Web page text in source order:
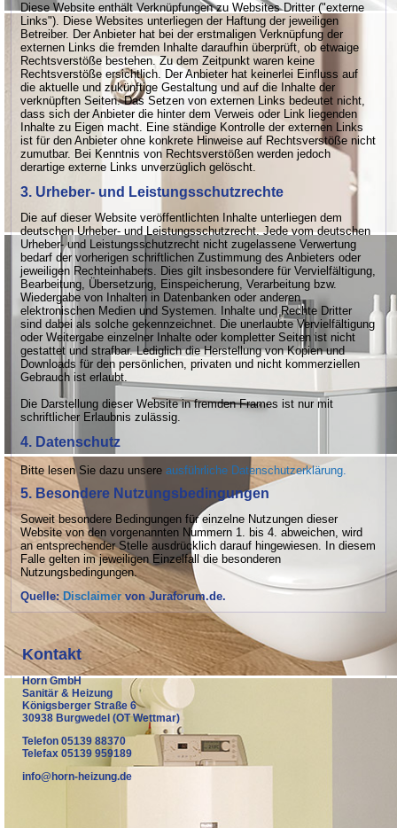
Diese Website enthält Verknüpfungen zu Websites Dritter ("externe
Links"). Diese Websites unterliegen der Haftung der jeweiligen
Betreiber. Der Anbieter hat bei der erstmaligen Verknüpfung der
externen Links die fremden Inhalte daraufhin überprüft, ob etwaige
Rechtsverstöße bestehen. Zu dem Zeitpunkt waren keine
Rechtsverstöße ersichtlich. Der Anbieter hat keinerlei Einfluss auf
die aktuelle und zukünftige Gestaltung und auf die Inhalte der
verknüpften Seiten. Das Setzen von externen Links bedeutet nicht,
dass sich der Anbieter die hinter dem Verweis oder Link liegenden
Inhalte zu Eigen macht. Eine ständige Kontrolle der externen Links
ist für den Anbieter ohne konkrete Hinweise auf Rechtsverstöße nicht
zumutbar. Bei Kenntnis von Rechtsverstößen werden jedoch
derartige externe Links unverzüglich gelöscht.
3. Urheber- und Leistungsschutzrechte
Die auf dieser Website veröffentlichten Inhalte unterliegen dem
deutschen Urheber- und Leistungsschutzrecht. Jede vom deutschen
Urheber- und Leistungsschutzrecht nicht zugelassene Verwertung
bedarf der vorherigen schriftlichen Zustimmung des Anbieters oder
jeweiligen Rechteinhabers. Dies gilt insbesondere für Vervielfältigung,
Bearbeitung, Übersetzung, Einspeicherung, Verarbeitung bzw.
Wiedergabe von Inhalten in Datenbanken oder anderen
elektronischen Medien und Systemen. Inhalte und Rechte Dritter
sind dabei als solche gekennzeichnet. Die unerlaubte Vervielfältigung
oder Weitergabe einzelner Inhalte oder kompletter Seiten ist nicht
gestattet und strafbar. Lediglich die Herstellung von Kopien und
Downloads für den persönlichen, privaten und nicht kommerziellen
Gebrauch ist erlaubt.
Die Darstellung dieser Website in fremden Frames ist nur mit
schriftlicher Erlaubnis zulässig.
4. Datenschutz
Bitte lesen Sie dazu unsereausführliche Datenschutzerklärung.
5. Besondere Nutzungsbedingungen
Soweit besondere Bedingungen für einzelne Nutzungen dieser
Website von den vorgenannten Nummern 1. bis 4. abweichen, wird
an entsprechender Stelle ausdrücklich darauf hingewiesen. In diesem
Falle gelten im jeweiligen Einzelfall die besonderen
Nutzungsbedingungen.
Quelle:Disclaimer von Juraforum.de.
Kontakt
Horn GmbH
Sanitär & Heizung
Königsberger Straße 6
30938 Burgwedel (OT Wettmar)
Telefon 05139 88370
Telefax 05139 959189
info@horn-heizung.de